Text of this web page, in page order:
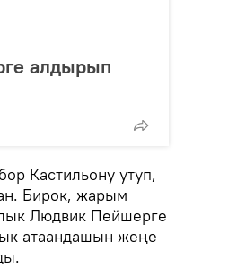
алдырып
Кастильону утуп,
Бирок, жарым
Людвик Пейшерге
атаандашын жеңе